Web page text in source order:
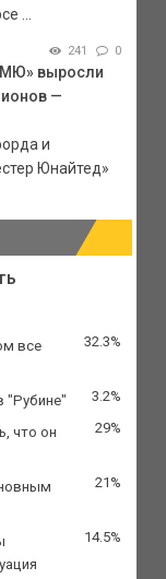
...
241 0
выросли
—
и
Юнайтед»
все
32.3%
"Рубине" 3.2%
что он
29%
21%
14.5%